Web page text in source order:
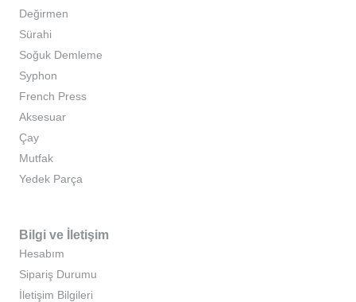
Değirmen
Sürahi
Soğuk Demleme
Syphon
French Press
Aksesuar
Çay
Mutfak
Yedek Parça
Bilgi ve İletişim
Hesabım
Sipariş Durumu
İletişim Bilgileri